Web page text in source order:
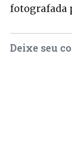
fotografada
Deixe seu